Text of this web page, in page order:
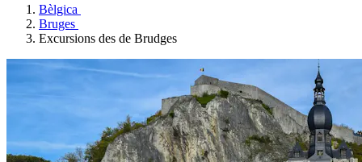
Bèlgica
Bruges
Excursions des de Brudges